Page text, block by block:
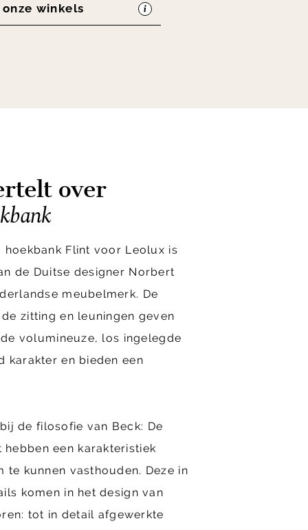
winkels
over
Flint voor Leolux is
de Duitse designer Norbert
meubelmerk. De
zitting en leuningen geven
volumineuze, los ingelegde
karakter en bieden een
de filosofie van Beck: De
een karakteristiek
kunnen vasthouden. Deze in
komen in het design van
tot in detail afgewerkte